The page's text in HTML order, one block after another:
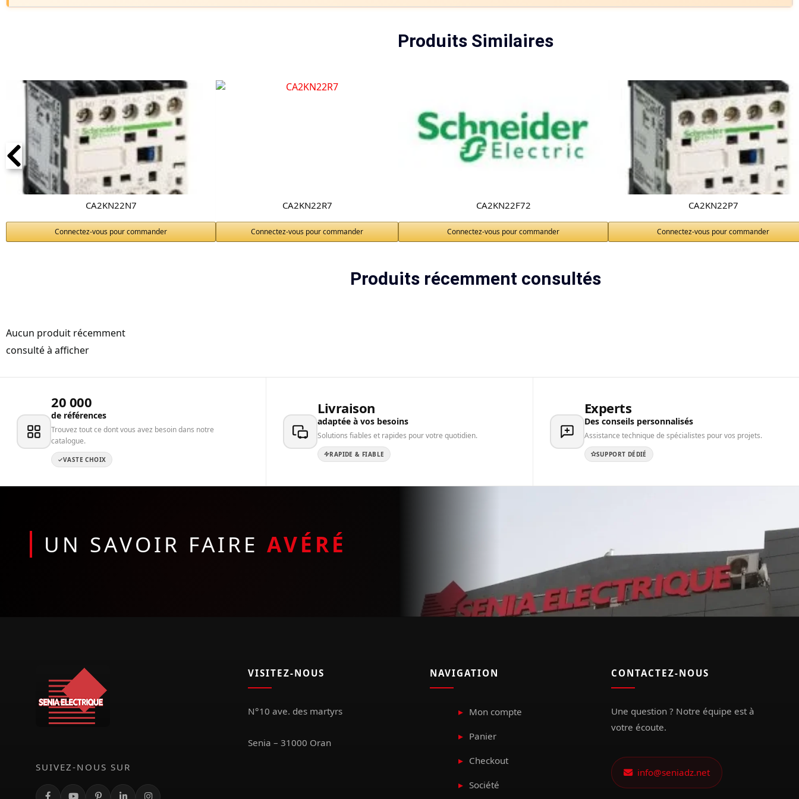
Produits Similaires
CA2KN22N7
Connectez-vous pour commander
CA2KN22R7
Connectez-vous pour commander
CA2KN22F72
Connectez-vous pour commander
CA2KN22P7
Connectez-vous pour commander
Produits récemment consultés
Aucun produit récemment
consulté à afficher
20 000
de références
Trouvez tout ce dont vous avez besoin dans notre
catalogue.
VASTE CHOIX
Livraison
adaptée à vos besoins
Solutions fiables et rapides pour votre quotidien.
RAPIDE & FIABLE
Experts
Des conseils personnalisés
Assistance technique de spécialistes pour vos projets.
SUPPORT DÉDIÉ
UN SAVOIR FAIRE AVÉRÉ
SUIVEZ-NOUS SUR
VISITEZ-NOUS
N°10 ave. des martyrs
Senia – 31000 Oran
NAVIGATION
Mon compte
Panier
Checkout
Société
CONTACTEZ-NOUS
Une question ? Notre équipe est à
votre écoute.
info@seniadz.net